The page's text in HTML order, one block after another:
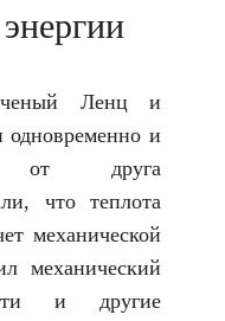
Ленц и
одновременно и
от друга
что теплота
механической
механический
и другие